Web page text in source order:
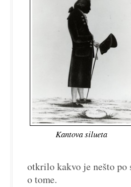
Kantova silueta
otkrilo kakvo je nešto
o tome.